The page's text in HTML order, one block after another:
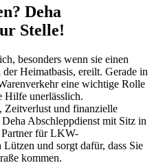
Deha
Stelle!
besonders wenn sie einen
Heimatbasis, ereilt. Gerade in
eine wichtige Rolle
Hilfe unerlässlich.
Zeitverlust und finanzielle
Abschleppdienst mit Sitz in
Partner für LKW-
und sorgt dafür, dass Sie
kommen.